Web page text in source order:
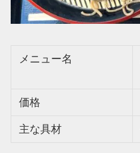
メニュー名
価格
主な具材